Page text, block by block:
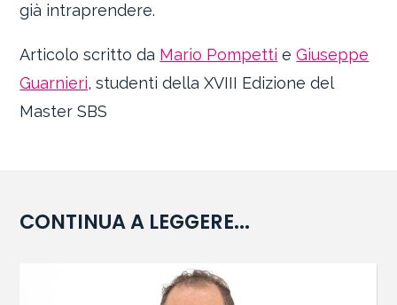
già intraprendere.
Articolo scritto da Mario Pompetti eGiuseppe
Guarnieri, studenti della XVIII Edizione del
Master SBS
CONTINUA A LEGGERE...